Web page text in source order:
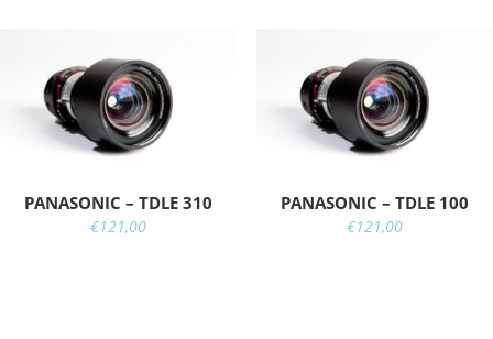
PANASONIC – TDLE 310
€121,00
PANASONIC – TDLE 100
€121,00